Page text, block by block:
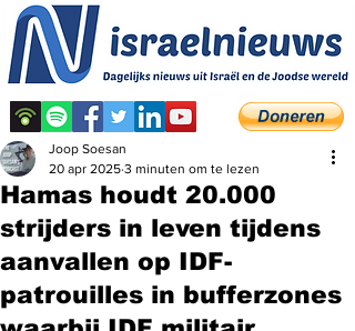
Hamas houdt 20.000
strijders in leven tijdens
aanvallen op IDF-
patrouilles in bufferzones
Joop Soesan
20 apr 2025 3 minuten om te lezen